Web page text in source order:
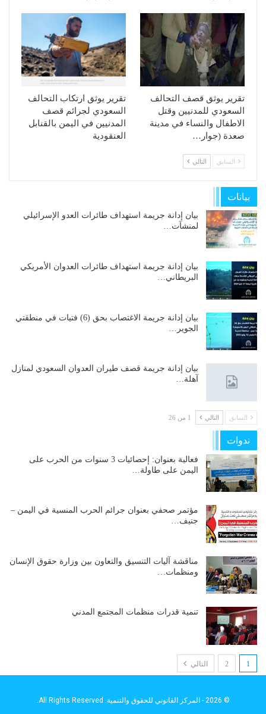
تقرير يوثق قصف التحالف
السعودي للمدنيين وقتل
الاطفال والنساء في مدينة
صعدة (جوار…
تقرير يوثق ارتكاب التحالف
السعودي لجرائم قصف
المدنيين في اليمن بالقنابل
العنقودية
السابق التالي
بيانات
بيان إدانة جريمة استهداف طائرات العدو الإسرائيلي
لمنشآت…
بيان إدانة جريمة استهداف طائرات العدوان الأمريكي
البريطاني…
بيان إدانة جريمة الاغتصاب بحق (6) فتيات في منطقتي
الجوير…
بيان إدانة جريمة قصف طيران العدوان السعودي لمنازل
آهلة…
السابق التالي 1 من 26
ندوات
فعالية بعنوان: إحصائيات 3 سنوات من الحرب على
اليمن على طاولة…
مؤتمر صحفي بعنوان جرائم الحرب المنسية في اليمن –
جنيف…
مناقشة آليات التنسيق والتعاون بين وزارة حقوق الإنسان
ومنظمات…
تنمية قدرات منظمات المجتمع المدني
1
2 التالي
© 2026 - المركز القانوني للحقوق والتنمية. All Rights Reserved.